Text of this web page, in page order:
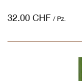
32.00 CHF / Pz.